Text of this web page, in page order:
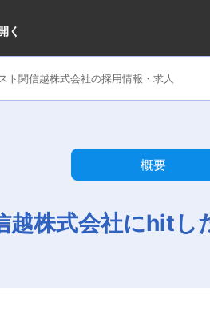
く
ト関信越株式会社の採用情報・求人
概要
越株式会社にhitし